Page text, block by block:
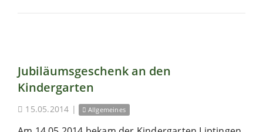
Jubiläumsgeschenk an den
Kindergarten
15.05.2014 | Allgemeines